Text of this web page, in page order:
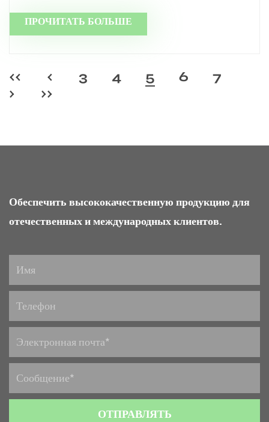
ПРОЧИТАТЬ БОЛЬШЕ
‹‹ ‹ 3 4 5 6
7
›
››
Обеспечить высококачественную продукцию для
отечественных и международных клиентов.